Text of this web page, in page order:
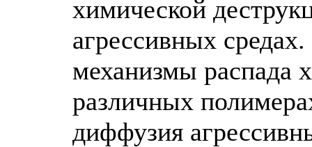
химической
агрессивных
механизмы распада
различных
диффузия